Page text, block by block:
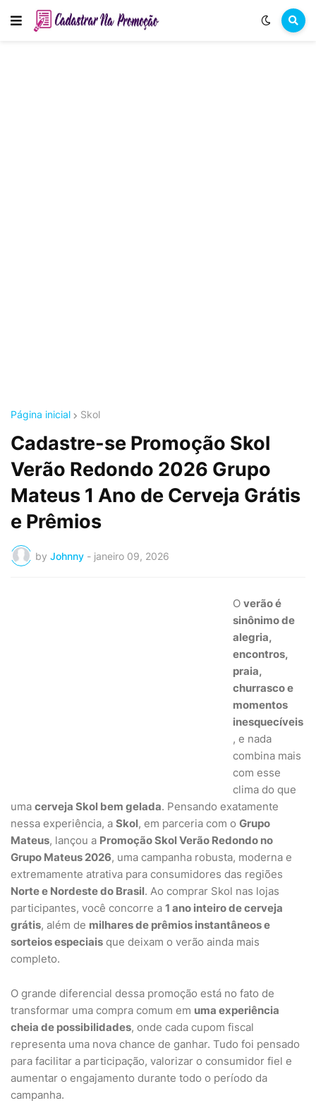
Página inicial Skol
Cadastre-se Promoção Skol
Verão Redondo 2026 Grupo
Mateus 1 Ano de Cerveja Grátis
e Prêmios
by Johnny - janeiro 09, 2026
O verão é
sinônimo de
alegria,
encontros,
praia,
churrasco e
momentos
inesquecíveis
, e nada
combina mais
com esse
clima do que
uma cerveja Skol bem gelada. Pensando exatamente
nessa experiência, a Skol, em parceria com o Grupo
Mateus, lançou a Promoção Skol Verão Redondo no
Grupo Mateus 2026, uma campanha robusta, moderna e
extremamente atrativa para consumidores das regiões
Norte e Nordeste do Brasil. Ao comprar Skol nas lojas
participantes, você concorre a 1 ano inteiro de cerveja
grátis, além de milhares de prêmios instantâneos e
sorteios especiais que deixam o verão ainda mais
completo.
O grande diferencial dessa promoção está no fato de
transformar uma compra comum em uma experiência
cheia de possibilidades, onde cada cupom fiscal
representa uma nova chance de ganhar. Tudo foi pensado
para facilitar a participação, valorizar o consumidor fiel e
aumentar o engajamento durante todo o período da
campanha.